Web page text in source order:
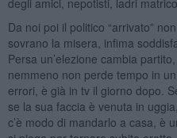
Da noi poi il politico “arrivato”
sovrano la misera, infima
Persa un’elezione cambia
nemmeno non perde tempo in
errori, è già in tv il giorno dopo.
se la sua faccia è venuta in
c’è modo di mandarlo a casa, è